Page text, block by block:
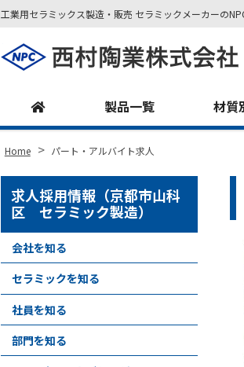
工業用セラミックス製造・販売 セラミックメーカーの
製品一覧 材質
Home > パート・アルバイト求人
求人採用情報（京都市山科
区 セラミック製造）
会社を知る
セラミックを知る
社員を知る
部門を知る